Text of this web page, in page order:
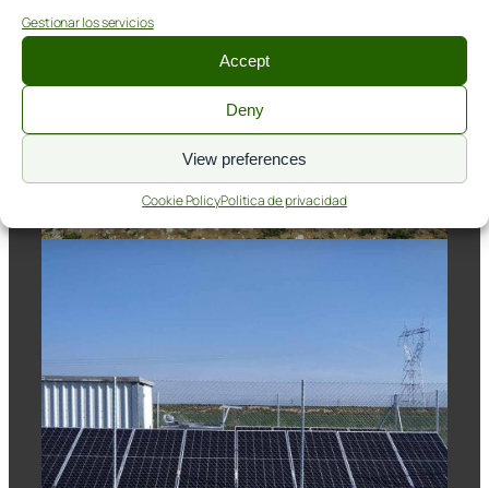
Gestionar los servicios
Accept
Deny
View preferences
Cookie PolicyPolítica de privacidad